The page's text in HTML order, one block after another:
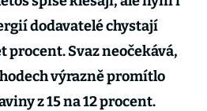
dodavatelé chystají
procent. Svaz neočekává,
výrazně promítlo
z 15 na 12 procent.